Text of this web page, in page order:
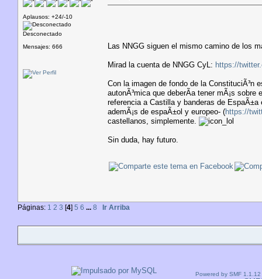
Aplausos: +24/-10
Desconectado
Mensajes: 666
Las NNGG siguen el mismo camino de los
Mirad la cuenta de NNGG CyL: https://
Con la imagen de fondo de la ConstituciÃ³n
autonÃ³mica que deberÃ­a tener mÃ¡s
referencia a Castilla y banderas de
ademÃ¡s de espaÃ±ol y europeo- (https://
castellanos, simplemente.
Sin duda, hay futuro.
Páginas: 1 2 3 [4] 5 6 ... 8 Ir Arriba
Powered by SMF 1.1.12